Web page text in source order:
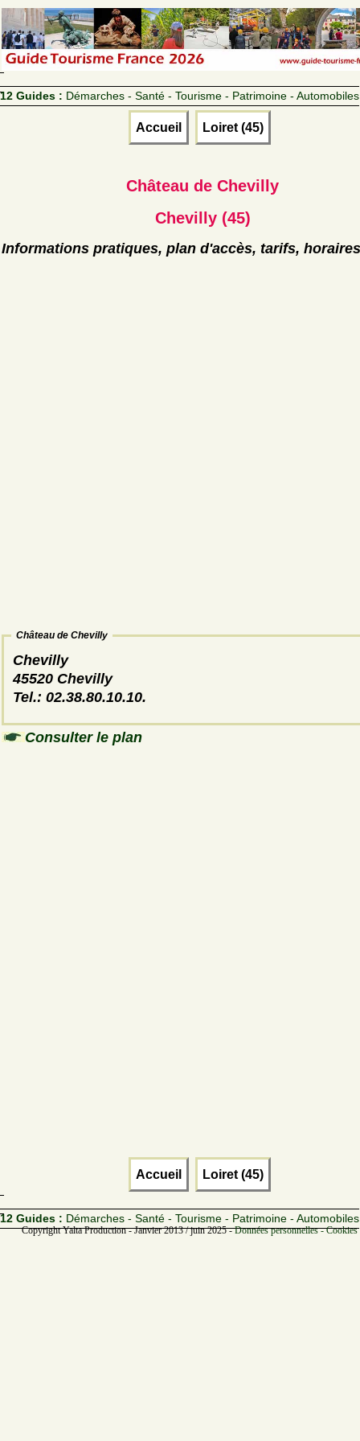
12 Guides : Démarches - Santé - Tourisme - Patrimoine - Automobiles
Accueil Loiret (45)
Château de Chevilly
Chevilly (45)
Informations pratiques, plan d'accès, tarifs, horaires
Château de Chevilly
Chevilly
45520 Chevilly
Tel.: 02.38.80.10.10.
Consulter le plan
Accueil Loiret (45)
12 Guides : Démarches - Santé - Tourisme - Patrimoine - Automobiles
Copyright Yalta Production - Janvier 2013 / juin 2025 -Données personnelles -